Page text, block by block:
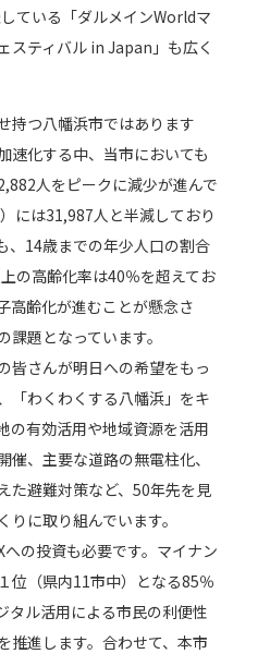
ている「ダルメインWorldマ
スティバル in Japan」も広く
持つ八幡浜市ではあります
速化する中、当市においても
人をピークに減少が進んで
には31,987人と半減しており
、14歳までの年少人口の割合
の高齢化率は40％を超えてお
高齢化が進むことが懸念さ
題となっています。
皆さんが明日への希望をもっ
「わくわくする八幡浜」をキ
の有効活用や地域資源を活用
催、主要な道路の無電柱化、
た避難対策など、50年先を見
に取り組んでいます。
への投資も必要です。マイナン
位（県内11市中）となる85％
タル活用による市民の利便性
推進します。合わせて、本市